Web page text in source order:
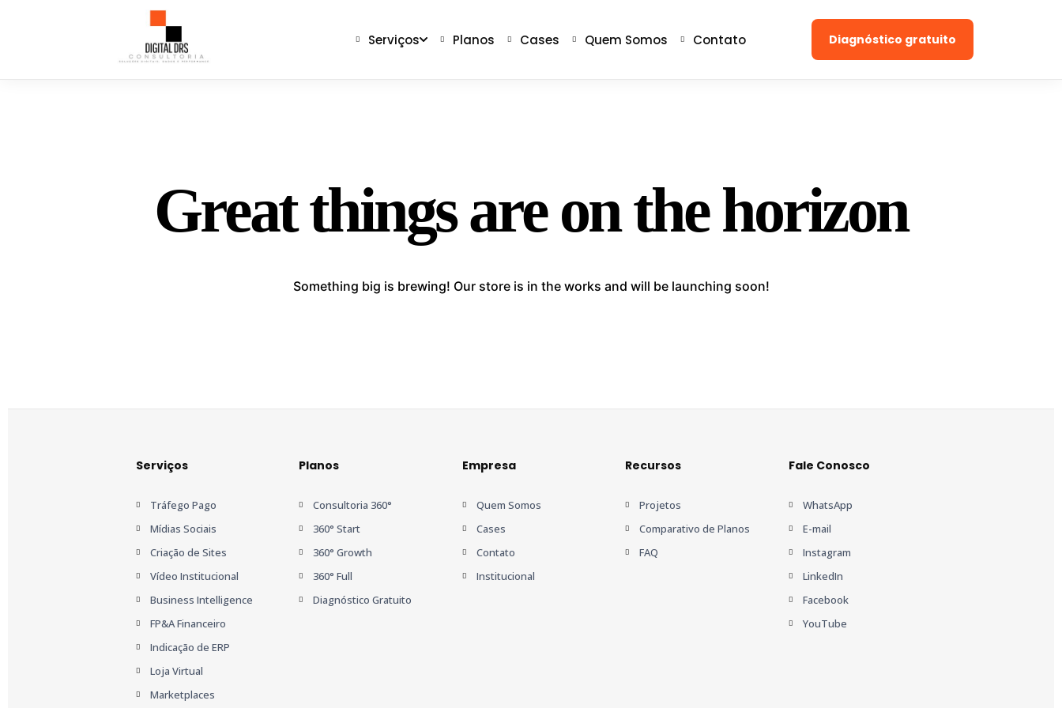
Serviços Planos Cases Quem Somos Contato Diagnóstico gratuito
Great things are on the horizon
Something big is brewing! Our store is in the works and will be launching soon!
Serviços
Tráfego Pago
Mídias Sociais
Criação de Sites
Vídeo Institucional
Business Intelligence
FP&A Financeiro
Indicação de ERP
Loja Virtual
Marketplaces
Planos
Consultoria 360°
360° Start
360° Growth
360° Full
Diagnóstico Gratuito
Empresa
Quem Somos
Cases
Contato
Institucional
Recursos
Projetos
Comparativo de Planos
FAQ
Fale Conosco
WhatsApp
E-mail
Instagram
LinkedIn
Facebook
YouTube